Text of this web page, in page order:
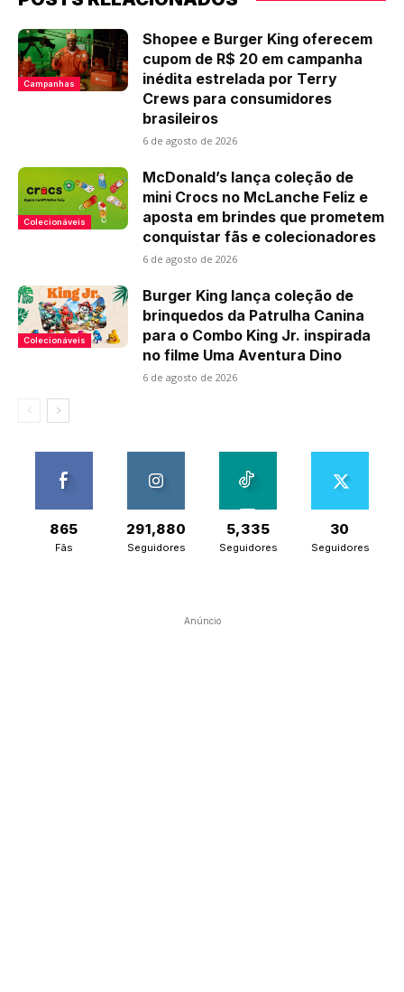
Campanhas
Shopee e Burger King oferecem
cupom de R$ 20 em campanha
inédita estrelada por Terry
Crews para consumidores
brasileiros
6 de agosto de 2026
Colecionáveis
McDonald’s lança coleção de
mini Crocs no McLanche Feliz e
aposta em brindes que prometem
conquistar fãs e colecionadores
6 de agosto de 2026
Colecionáveis
Burger King lança coleção de
brinquedos da Patrulha Canina
para o Combo King Jr. inspirada
no filme Uma Aventura Dino
6 de agosto de 2026
865
Fãs
291,880
Seguidores
5,335
Seguidores
30
Seguidores
Anúncio